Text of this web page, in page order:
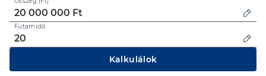
Futamidő
Kalkulálok